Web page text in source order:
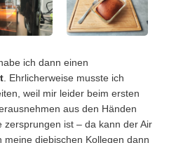
ich dann einen
. Ehrlicherweise musste ich
weil mir leider beim ersten
aus den Händen
zersprungen ist – da kann der Air
meine diebischen Kollegen dann